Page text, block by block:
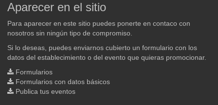
Aparecer en el sitio
Para aparecer en este sitio puedes ponerte en contaco con
nosotros sin ningún tipo de compromiso.
Si lo deseas, puedes enviarnos cubierto un formulario con los
datos del establecimiento o del evento que quieras promocionar.
Formularios
Formularios con datos básicos
Publica tus eventos